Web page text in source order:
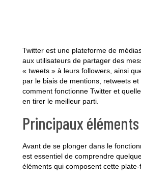
Twitter est une plateforme de
aux utilisateurs de partager des
« tweets » à leurs followers, ainsi
par le biais de mentions, retweets et
comment fonctionne Twitter et
en tirer le meilleur parti.
Principaux
Avant de se plonger dans le
est essentiel de comprendre
éléments qui composent cette plate-